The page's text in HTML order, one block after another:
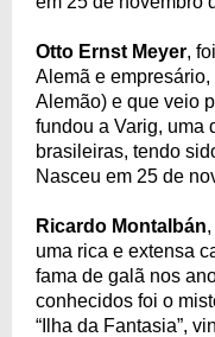
Otto Ernst Meyer,
Alemã e
Alemão) e que veio
fundou a Varig, uma
brasileiras, tendo
Nasceu em 25 de
Ricardo Montalbán
uma rica e extensa
fama de galã nos
conhecidos foi o
“Ilha da Fantasia”,